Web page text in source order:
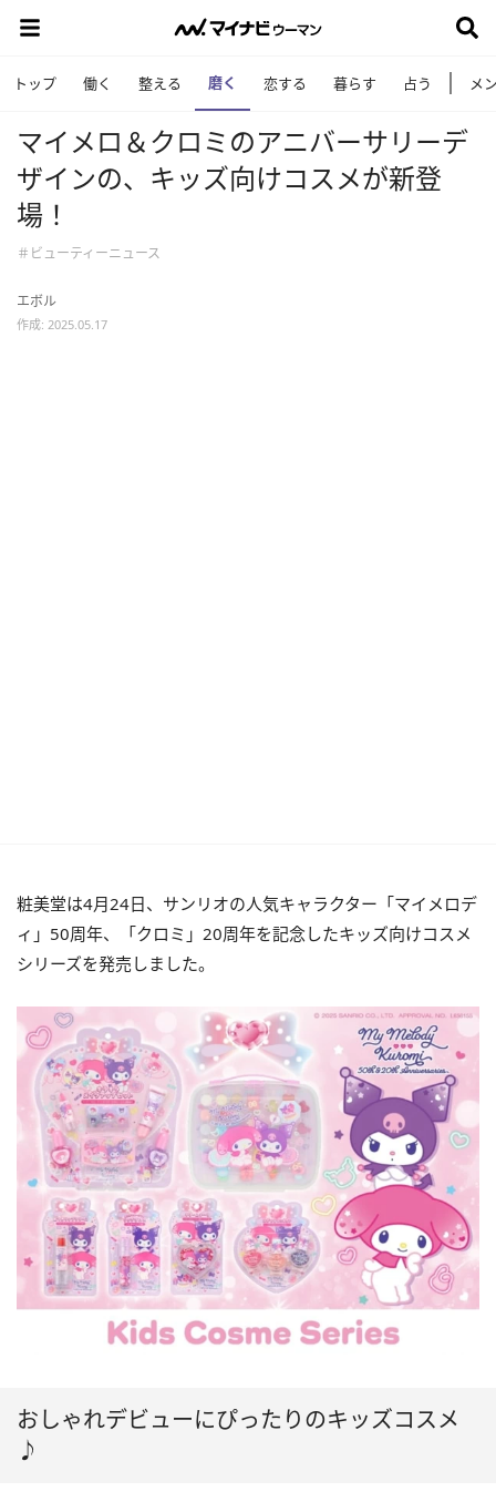
トップ 働く 整える 磨く 恋する 暮らす 占う メ
マイメロ＆クロミのアニバーサリーデ
ザインの、キッズ向けコスメが新登
場！
＃ビューティーニュース
エボル
作成: 2025.05.17
粧美堂は4月24日、サンリオの人気キャラクター「マイメロデ
ィ」50周年、「クロミ」20周年を記念したキッズ向けコスメ
シリーズを発売しました。
おしゃれデビューにぴったりのキッズコスメ
♪